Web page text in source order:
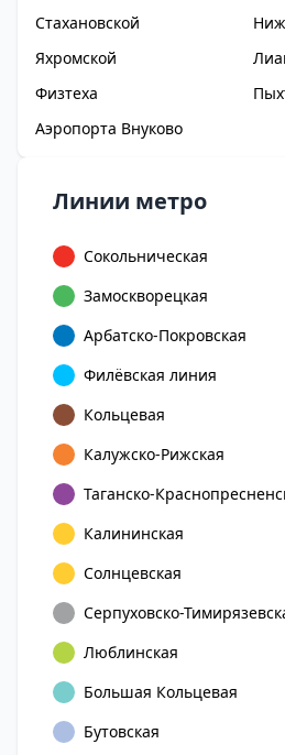
Стахановской
Яхромской
Физтеха
Аэропорта Внуково
Линии метро
Сокольническая
Замоскворецкая
Арбатско-Покровская
Филёвская линия
Кольцевая
Калужско-Рижская
Таганско-
Калининская
Солнцевская
Серпуховско-
Люблинская
Большая Кольцевая
Бутовская